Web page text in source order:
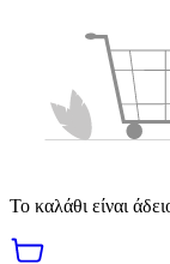
Το καλάθι είναι